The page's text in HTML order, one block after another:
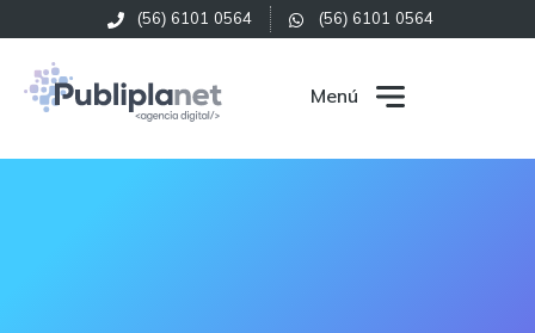
(56) 6101 0564 (56) 6101 0564
Menú